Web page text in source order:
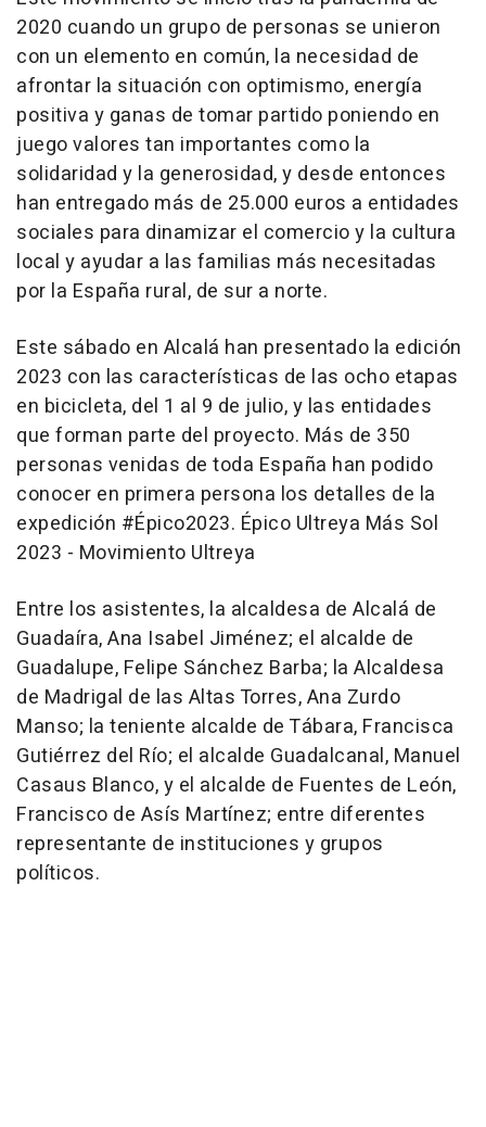
2020 cuando un grupo de personas se unieron
con un elemento en común, la necesidad de
afrontar la situación con optimismo, energía
positiva y ganas de tomar partido poniendo en
juego valores tan importantes como la
solidaridad y la generosidad, y desde entonces
han entregado más de 25.000 euros a entidades
sociales para dinamizar el comercio y la cultura
local y ayudar a las familias más necesitadas
por la España rural, de sur a norte.
Este sábado en Alcalá han presentado la edición
2023 con las características de las ocho etapas
en bicicleta, del 1 al 9 de julio, y las entidades
que forman parte del proyecto. Más de 350
personas venidas de toda España han podido
conocer en primera persona los detalles de la
expedición #Épico2023. Épico Ultreya Más Sol
2023 - Movimiento Ultreya
Entre los asistentes, la alcaldesa de Alcalá de
Guadaíra, Ana Isabel Jiménez; el alcalde de
Guadalupe, Felipe Sánchez Barba; la Alcaldesa
de Madrigal de las Altas Torres, Ana Zurdo
Manso; la teniente alcalde de Tábara, Francisca
Gutiérrez del Río; el alcalde Guadalcanal, Manuel
Casaus Blanco, y el alcalde de Fuentes de León,
Francisco de Asís Martínez; entre diferentes
representante de instituciones y grupos
políticos.